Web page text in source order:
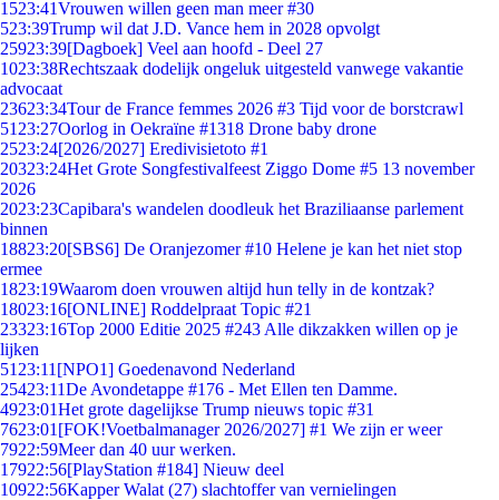
1523:41Vrouwen willen geen man meer #30
523:39Trump wil dat J.D. Vance hem in 2028 opvolgt
25923:39[Dagboek] Veel aan hoofd - Deel 27
1023:38Rechtszaak dodelijk ongeluk uitgesteld vanwege vakantie
advocaat
23623:34Tour de France femmes 2026 #3 Tijd voor de borstcrawl
51 23:27Oorlog in Oekraïne #1318 Drone baby drone
2523:24[2026/2027] Eredivisietoto #1
20323:24Het Grote Songfestivalfeest Ziggo Dome #5 13 november
2026
2023:23Capibara's wandelen doodleuk het Braziliaanse parlement
binnen
18823:20[SBS6] De Oranjezomer #10 Helene je kan het niet stop
ermee
1823:19Waarom doen vrouwen altijd hun telly in de kontzak?
18023:16[ONLINE] Roddelpraat Topic #21
23323:16Top 2000 Editie 2025 #243 Alle dikzakken willen op je
lijken
51 23:11 [NPO1] Goedenavond Nederland
25423:11De Avondetappe #176 - Met Ellen ten Damme.
4923:01Het grote dagelijkse Trump nieuws topic #31
7623:01 [FOK!Voetbalmanager 2026/2027] #1 We zijn er weer
7922:59Meer dan 40 uur werken.
17922:56[PlayStation #184] Nieuw deel
10922:56Kapper Walat (27) slachtoffer van vernielingen